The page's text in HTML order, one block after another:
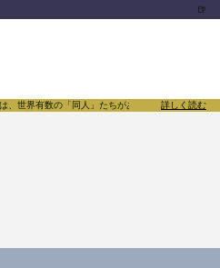
🍺
数の「同人」たちがあふれる東方Projectについ
詳しく読む